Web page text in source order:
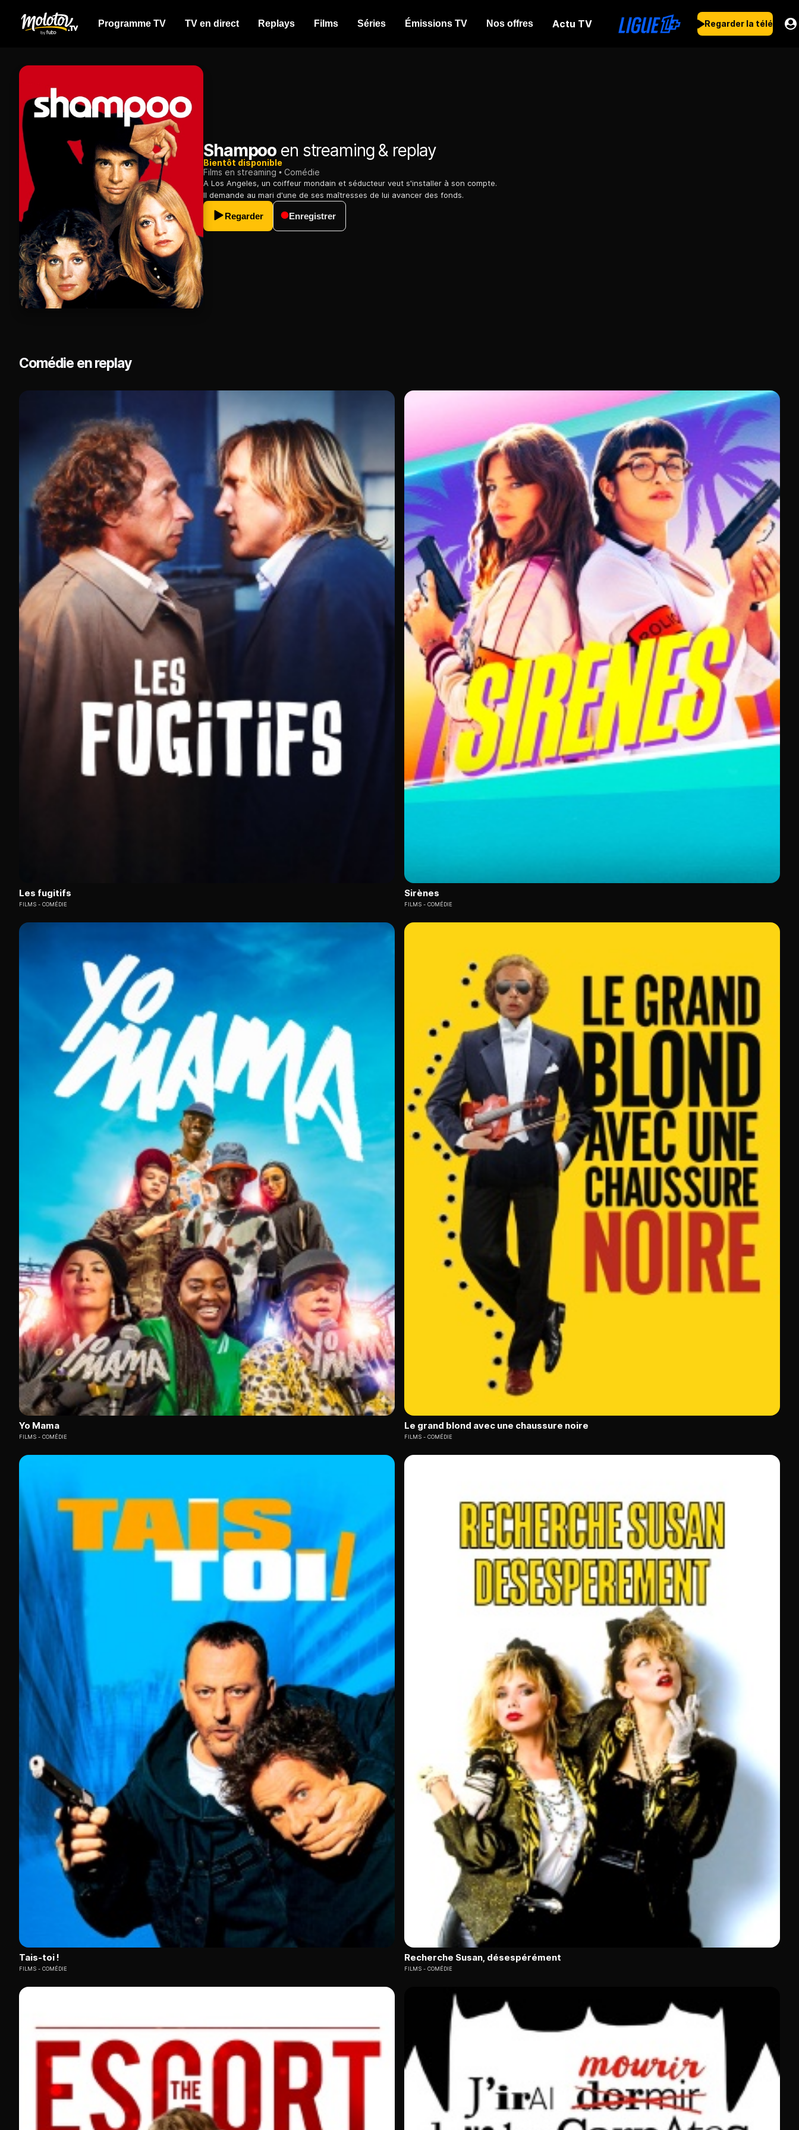
Programme TV TV en direct Replays Films Séries Émissions TV Nos offres Actu TV Regarder la télé
Shampoo en streaming & replay
Bientôt disponible
Films en streaming
Comédie
A Los Angeles, un coiffeur mondain et séducteur veut s'installer à son compte.
Il demande au mari d'une de ses maîtresses de lui avancer des fonds.
Regarder Enregistrer
Comédie en replay
Les fugitifs
FILMS COMÉDIE
Sirènes
FILMS COMÉDIE
Yo Mama
FILMS COMÉDIE
Le grand blond avec une chaussure noire
FILMS COMÉDIE
Tais-toi !
FILMS COMÉDIE
Recherche Susan, désespérément
FILMS COMÉDIE